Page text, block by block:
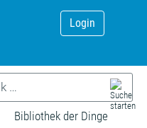
Login
Bibliothek der Dinge